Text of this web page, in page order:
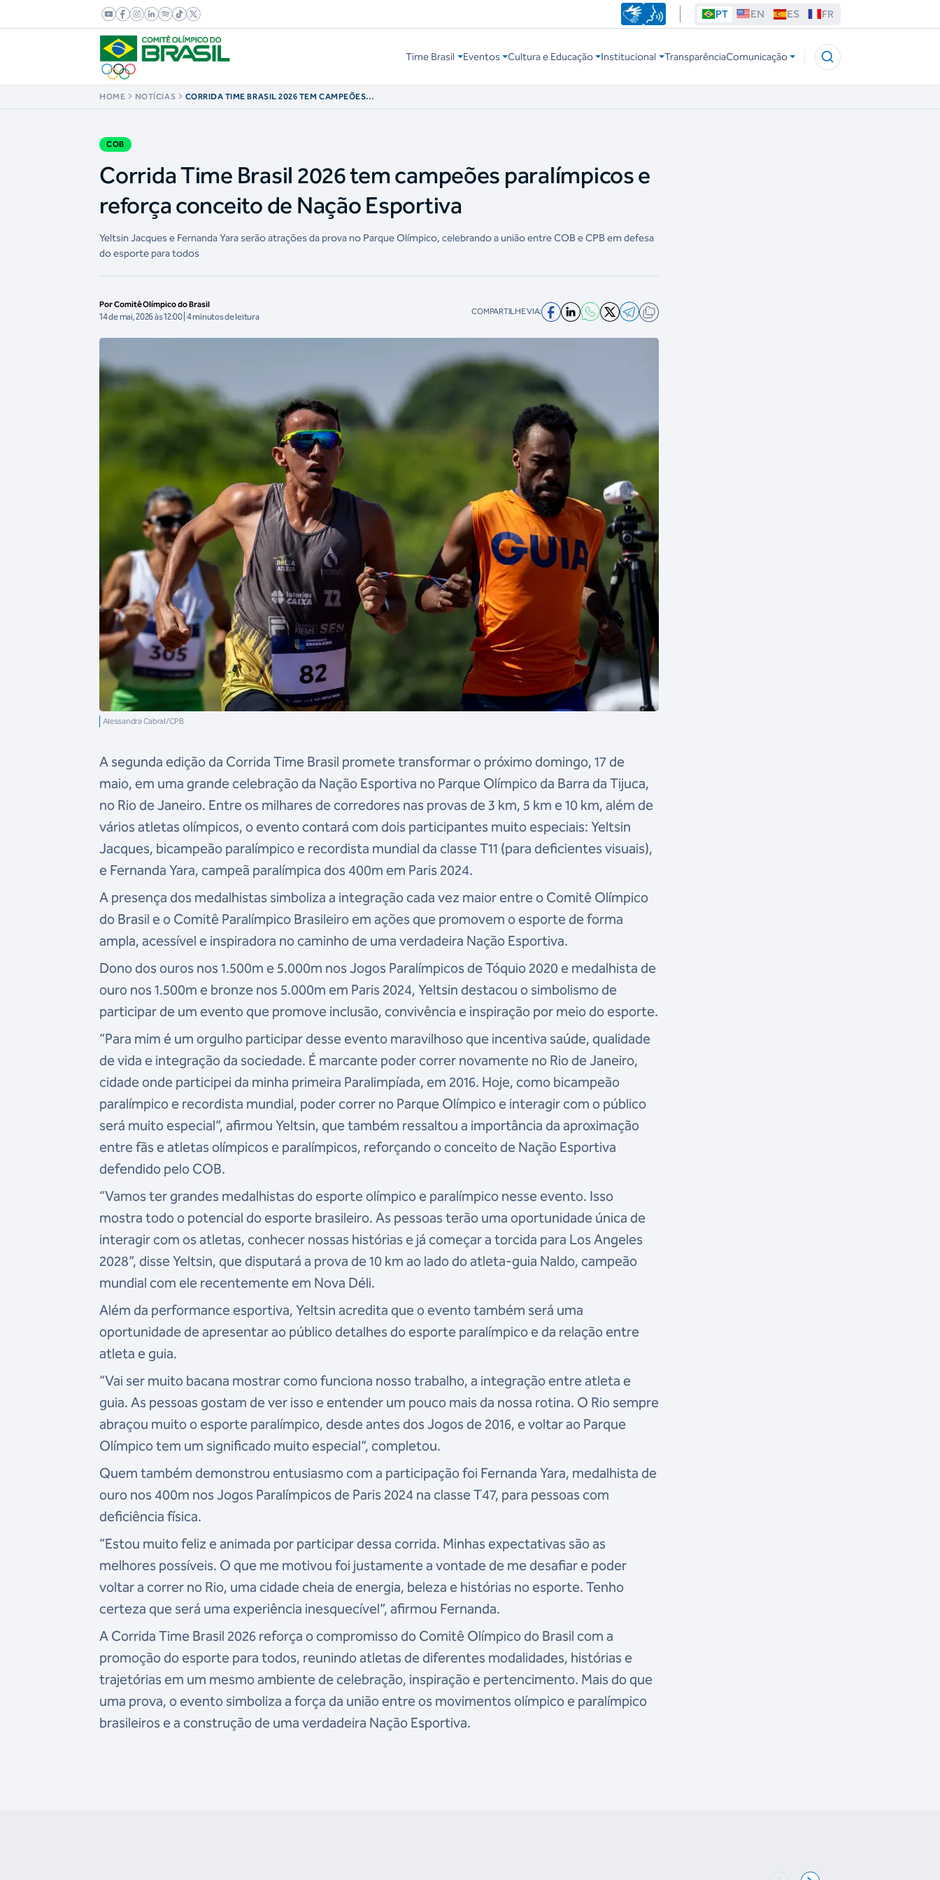
PT EN ES FR
Time Brasil Eventos Cultura e Educação Institucional TransparênciaComunicação
HOME NOTÍCIAS
CORRIDA TIME BRASIL 2026 TEM CAMPEÕES
COB
Corrida Time Brasil 2026 tem campeões paralímpicos e
reforça conceito de Nação Esportiva
Yeltsin Jacques e Fernanda Yara serão atrações da prova no Parque Olímpico, celebrando a união entre COB e CPB em defesa
do esporte para todos
Por Comitê Olímpico do Brasil
14 de mai, 2026 às 12:00 | 4 minutos de leitura COMPARTILHE VIA:
Alessandra Cabral/CPB
A segunda edição da Corrida Time Brasil promete transformar o próximo domingo, 17 de
maio, em uma grande celebração da Nação Esportiva no Parque Olímpico da Barra da Tijuca,
no Rio de Janeiro. Entre os milhares de corredores nas provas de 3 km, 5 km e 10 km, além de
vários atletas olímpicos, o evento contará com dois participantes muito especiais: Yeltsin
Jacques, bicampeão paralímpico e recordista mundial da classe T11 (para deficientes visuais),
e Fernanda Yara, campeã paralímpica dos 400m em Paris 2024.
A presença dos medalhistas simboliza a integração cada vez maior entre o Comitê Olímpico
do Brasil e o Comitê Paralímpico Brasileiro em ações que promovem o esporte de forma
ampla, acessível e inspiradora no caminho de uma verdadeira Nação Esportiva.
Dono dos ouros nos 1.500m e 5.000m nos Jogos Paralímpicos de Tóquio 2020 e medalhista de
ouro nos 1.500m e bronze nos 5.000m em Paris 2024, Yeltsin destacou o simbolismo de
participar de um evento que promove inclusão, convivência e inspiração por meio do esporte.
“Para mim é um orgulho participar desse evento maravilhoso que incentiva saúde, qualidade
de vida e integração da sociedade. É marcante poder correr novamente no Rio de Janeiro,
cidade onde participei da minha primeira Paralimpíada, em 2016. Hoje, como bicampeão
paralímpico e recordista mundial, poder correr no Parque Olímpico e interagir com o público
será muito especial”, afirmou Yeltsin, que também ressaltou a importância da aproximação
entre fãs e atletas olímpicos e paralímpicos, reforçando o conceito de Nação Esportiva
defendido pelo COB.
“Vamos ter grandes medalhistas do esporte olímpico e paralímpico nesse evento. Isso
mostra todo o potencial do esporte brasileiro. As pessoas terão uma oportunidade única de
interagir com os atletas, conhecer nossas histórias e já começar a torcida para Los Angeles
2028”, disse Yeltsin, que disputará a prova de 10 km ao lado do atleta-guia Naldo, campeão
mundial com ele recentemente em Nova Déli.
Além da performance esportiva, Yeltsin acredita que o evento também será uma
oportunidade de apresentar ao público detalhes do esporte paralímpico e da relação entre
atleta e guia.
“Vai ser muito bacana mostrar como funciona nosso trabalho, a integração entre atleta e
guia. As pessoas gostam de ver isso e entender um pouco mais da nossa rotina. O Rio sempre
abraçou muito o esporte paralímpico, desde antes dos Jogos de 2016, e voltar ao Parque
Olímpico tem um significado muito especial”, completou.
Quem também demonstrou entusiasmo com a participação foi Fernanda Yara, medalhista de
ouro nos 400m nos Jogos Paralímpicos de Paris 2024 na classe T47, para pessoas com
deficiência física.
“Estou muito feliz e animada por participar dessa corrida. Minhas expectativas são as
melhores possíveis. O que me motivou foi justamente a vontade de me desafiar e poder
voltar a correr no Rio, uma cidade cheia de energia, beleza e histórias no esporte. Tenho
certeza que será uma experiência inesquecível”, afirmou Fernanda.
A Corrida Time Brasil 2026 reforça o compromisso do Comitê Olímpico do Brasil com a
promoção do esporte para todos, reunindo atletas de diferentes modalidades, histórias e
trajetórias em um mesmo ambiente de celebração, inspiração e pertencimento. Mais do que
uma prova, o evento simboliza a força da união entre os movimentos olímpico e paralímpico
brasileiros e a construção de uma verdadeira Nação Esportiva.